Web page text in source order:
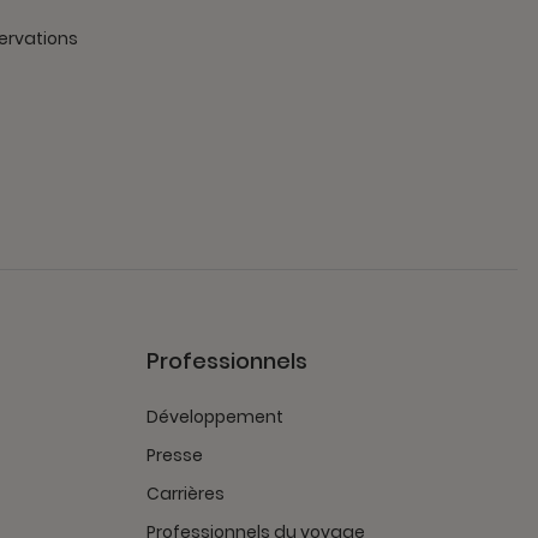
Professionnels
Développement
Presse
Carrières
Professionnels du voyage